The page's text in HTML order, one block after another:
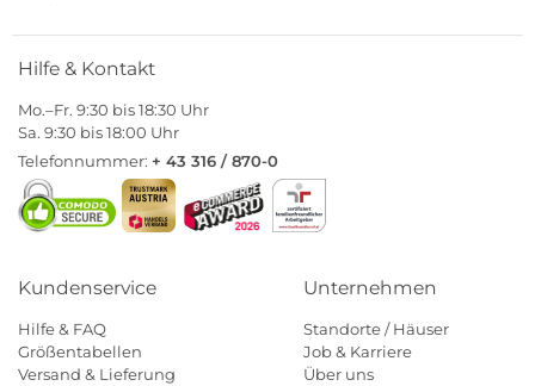
Hilfe & Kontakt
Mo.–Fr. 9:30 bis 18:30 Uhr
Sa. 9:30 bis 18:00 Uhr
Telefonnummer: + 43 316 / 870-0
Kundenservice
Hilfe & FAQ
Größentabellen
Versand & Lieferung
Unternehmen
Standorte / Häuser
Job & Karriere
Über uns